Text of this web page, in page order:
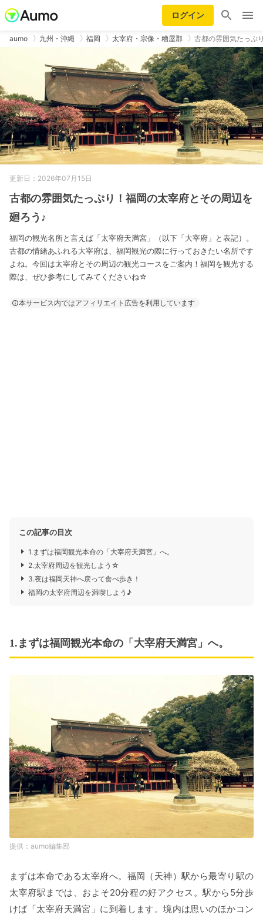
ログイン
aumo 九州・沖縄 福岡 太宰府・宗像・糟屋郡 古都の雰囲気たっぷ
更新日：2026年07月15日
古都の雰囲気たっぷり！福岡の太宰府とその周辺を
廻ろう♪
福岡の観光名所と言えば「太宰府天満宮」（以下「大宰府」と表記）。
古都の情緒あふれる大宰府は、福岡観光の際に行っておきたい名所です
よね。今回は太宰府とその周辺の観光コースをご案内！福岡を観光する
際は、ぜひ参考にしてみてくださいね☆
本サービス内ではアフィリエイト広告を利用しています
この記事の目次
1.まずは福岡観光本命の「大宰府天満宮」へ。
2.太宰府周辺を観光しよう☆
3.夜は福岡天神へ戻って食べ歩き！
福岡の太宰府周辺を満喫しよう♪
1.まずは福岡観光本命の「大宰府天満宮」へ。
aumo編集部
まずは本命である太宰府へ。福岡（天神）駅から最寄り駅の
太宰府駅までは、およそ20分程の好アクセス。駅から5分歩
けば「太宰府天満宮」に到着します。境内は思いのほかコン